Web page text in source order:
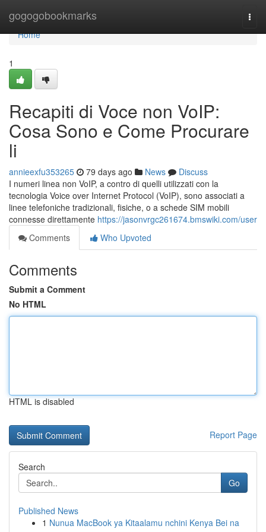
gogogobookmarks
Home
Home
1
Recapiti di Voce non VoIP:
Cosa Sono e Come Procurare
li
annieexfu353265 79 days ago News
Discuss
I numeri linea non VoIP, a contro di quelli utilizzati con la
tecnologia Voice over Internet Protocol (VoIP), sono associati a
linee telefoniche tradizionali, fisiche, o a schede SIM mobili
connesse direttamente https://jasonvrgc261674.bmswiki.com/user
Comments
Who Upvoted
Comments
Submit a Comment
No HTML
HTML is disabled
Report Page
Search
Go
Published News
1 Nunua MacBook ya Kitaalamu nchini Kenya Bei na